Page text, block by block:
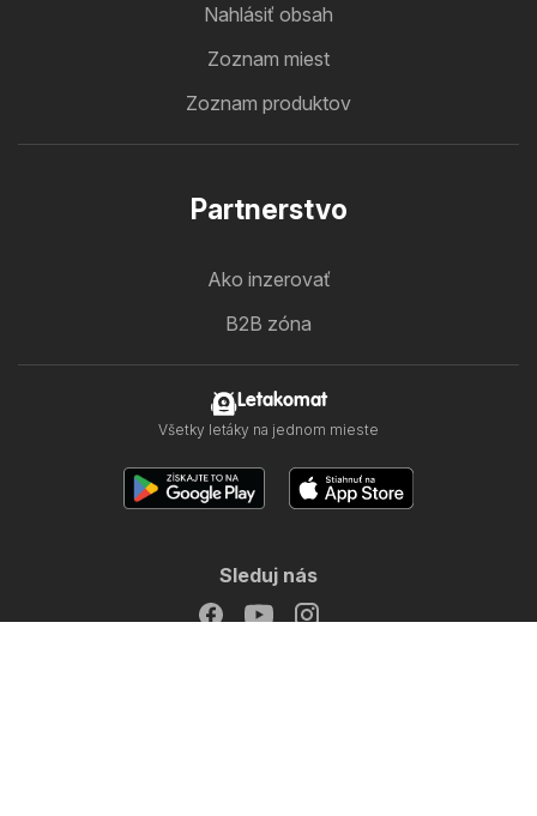
Nahlásiť obsah
Zoznam miest
Zoznam produktov
Partnerstvo
Ako inzerovať
B2B zóna
Letakomat
Všetky letáky na jednom mieste
Sleduj nás